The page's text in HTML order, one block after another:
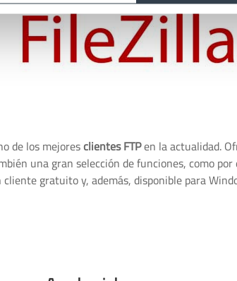
de los mejoresclientes FTPen la actualidad.
una gran selección de funciones, como
gratuito y, además, disponible para